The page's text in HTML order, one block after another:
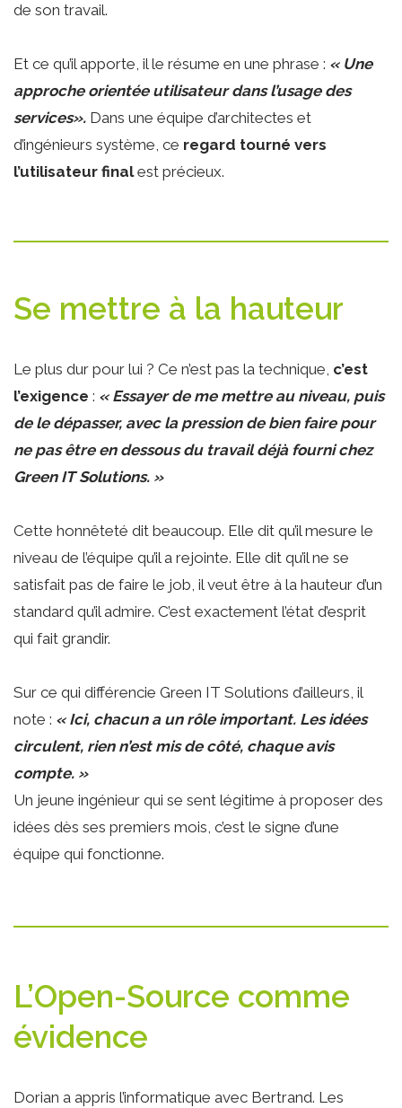
de son travail.
Et ce qu’il apporte, il le résume en une phrase : « Une
approche orientée utilisateur dans l’usage des
services». Dans une équipe d’architectes et
d’ingénieurs système, ce regard tourné vers
l’utilisateur finalest précieux.
Se mettre à la hauteur
Le plus dur pour lui ? Ce n’est pas la technique, c’est
l’exigence : « Essayer de me mettre au niveau, puis
de le dépasser, avec la pression de bien faire pour
ne pas être en dessous du travail déjà fourni chez
Green IT Solutions. »
Cette honnêteté dit beaucoup. Elle dit qu’il mesure le
niveau de l’équipe qu’il a rejointe. Elle dit qu’il ne se
satisfait pas de faire le job, il veut être à la hauteur d’un
standard qu’il admire. C’est exactement l’état d’esprit
qui fait grandir.
Sur ce qui différencie Green IT Solutions d’ailleurs, il
note : « Ici, chacun a un rôle important. Les idées
circulent, rien n’est mis de côté, chaque avis
compte. »
Un jeune ingénieur qui se sent légitime à proposer des
idées dès ses premiers mois, c’est le signe d’une
équipe qui fonctionne.
L’Open-Source comme
évidence
Dorian a appris l’informatique avec Bertrand. Les